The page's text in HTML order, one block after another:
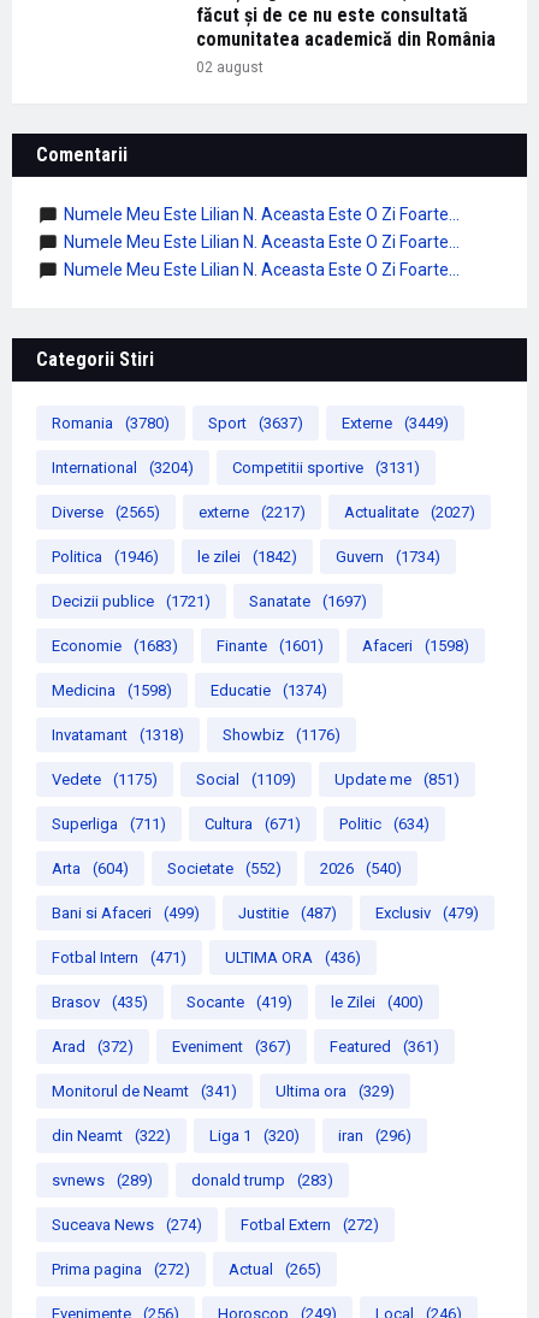
făcut și de ce nu este consultată
comunitatea academică din România
02 august
Comentarii
Numele Meu Este Lilian N. Aceasta Este O Zi Foarte...
Numele Meu Este Lilian N. Aceasta Este O Zi Foarte...
Numele Meu Este Lilian N. Aceasta Este O Zi Foarte...
Categorii Stiri
Romania (3780) Sport (3637) Externe (3449)
International (3204) Competitii sportive (3131)
Diverse (2565) externe (2217) Actualitate (2027)
Politica (1946) le zilei (1842) Guvern (1734)
Decizii publice (1721) Sanatate (1697)
Economie (1683) Finante (1601) Afaceri (1598)
Medicina (1598) Educatie (1374)
Invatamant (1318) Showbiz (1176)
Vedete (1175) Social (1109) Update me (851)
Superliga (711) Cultura (671) Politic (634)
Arta (604) Societate (552) 2026 (540)
Bani si Afaceri (499) Justitie (487) Exclusiv (479)
Fotbal Intern (471) ULTIMA ORA (436)
Brasov (435) Socante (419) le Zilei (400)
Arad (372) Eveniment (367) Featured (361)
Monitorul de Neamt (341) Ultima ora (329)
din Neamt (322) Liga 1 (320) iran (296)
svnews (289) donald trump (283)
Suceava News (274) Fotbal Extern (272)
Prima pagina (272) Actual (265)
Evenimente (256) Horoscop (249) Local (246)